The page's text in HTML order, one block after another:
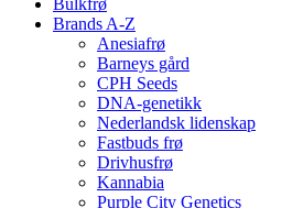
Brands A-Z
Anesiafrø
Barneys gård
CPH Seeds
DNA-genetikk
Nederlandsk lidenskap
Fastbuds frø
Drivhusfrø
Kannabia
Purple City Genetics